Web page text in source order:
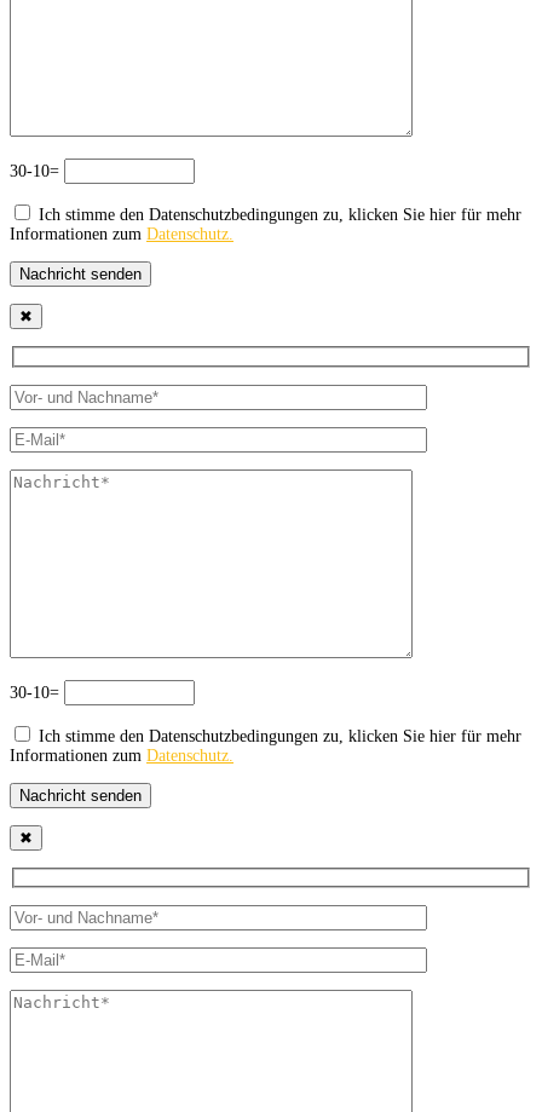
30-10=
Ich stimme den Datenschutzbedingungen zu, klicken Sie hier für mehr
Informationen zum Datenschutz.
Nachricht senden
✖
30-10=
Ich stimme den Datenschutzbedingungen zu, klicken Sie hier für mehr
Informationen zum Datenschutz.
Nachricht senden
✖